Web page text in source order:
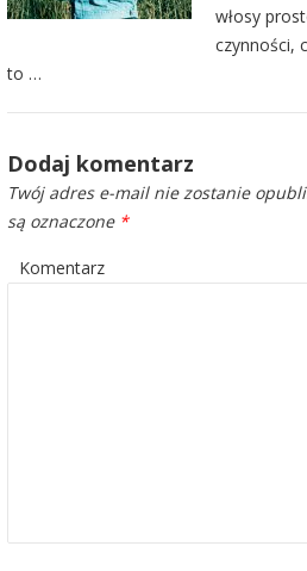
włosy
czynności,
to …
Dodaj komentarz
Twój adres e-mail nie zostanie
są oznaczone *
Komentarz